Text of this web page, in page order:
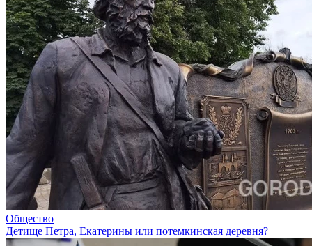
Общество
Детище Петра, Екатерины или потемкинская деревня?